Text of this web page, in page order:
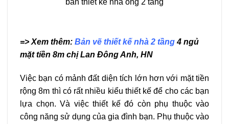
=> Xem thêm: Bản vẽ thiết kế nhà 2 tầng4 ngủ
mặt tiền 8m chị Lan Đông Anh, HN
Việc bạn có mảnh đất diện tích lớn hơn với mặt tiền
rộng 8m thì có rất nhiều kiểu thiết kế để cho các bạn
lựa chọn. Và việc thiết kế đó còn phụ thuộc vào
công năng sử dụng của gia đình bạn. Phụ thuộc vào